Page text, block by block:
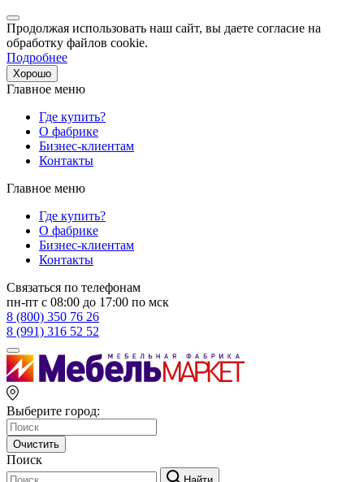
Продолжая использовать наш сайт, вы даете согласие на
обработку файлов cookie.
Подробнее
Хорошо
Главное меню
Где купить?
О фабрике
Бизнес-клиентам
Контакты
Главное меню
Где купить?
О фабрике
Бизнес-клиентам
Контакты
Связаться по телефонам
пн-пт с 08:00 до 17:00 по мск
8 (800) 350 76 26
8 (991) 316 52 52
Выберите город:
Очистить
Поиск